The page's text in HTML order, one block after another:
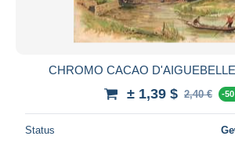
CHROMO CACAO
± 1,39 $ 2,40 € -
Status